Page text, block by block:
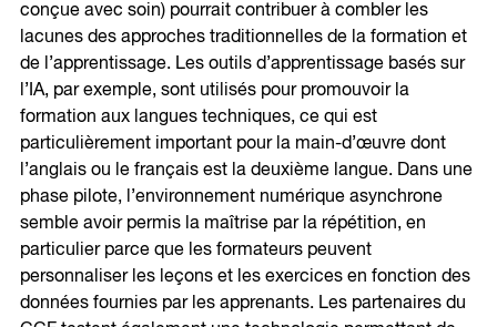
conçue avec soin) pourrait contribuer à combler les
lacunes des approches traditionnelles de la formation et
de l’apprentissage. Les outils d’apprentissage basés sur
l’IA, par exemple, sont utilisés pour promouvoir la
formation aux langues techniques, ce qui est
particulièrement important pour la main-d’œuvre dont
l’anglais ou le français est la deuxième langue. Dans une
phase pilote, l’environnement numérique asynchrone
semble avoir permis la maîtrise par la répétition, en
particulier parce que les formateurs peuvent
personnaliser les leçons et les exercices en fonction des
données fournies par les apprenants. Les partenaires du